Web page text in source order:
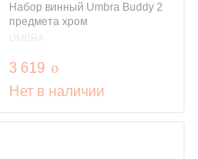
Набор винный Umbra Buddy 2
предмета хром
UMBRA
3 619 руб.
o
Нет в наличии